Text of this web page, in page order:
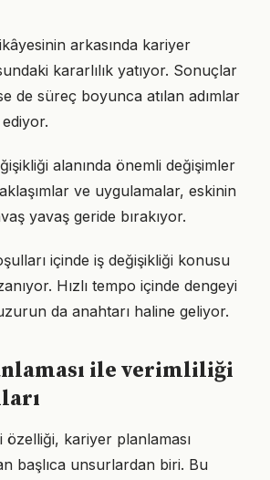
arkasında kariyer
kararlılık yatıyor. Sonuçlar
de süreç boyunca atılan adımlar
alanında önemli değişimler
ve uygulamalar, eskinin
yavaş geride bırakıyor.
içinde iş değişikliği konusu
Hızlı tempo içinde dengeyi
da anahtarı haline geliyor.
ile verimliliği
kariyer planlaması
başlıca unsurlardan biri. Bu